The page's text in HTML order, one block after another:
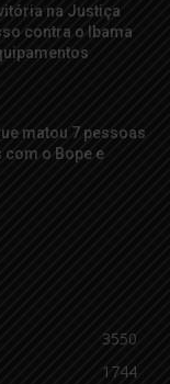
na Justiça
contra o Ibama
matou 7 pessoas
com o Bope e
3550
1744